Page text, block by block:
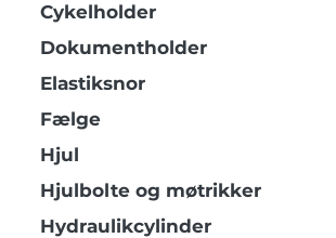
Cykelholder
Dokumentholder
Elastiksnor
Fælge
Hjul
Hjulbolte og møtrikker
Hydraulikcylinder